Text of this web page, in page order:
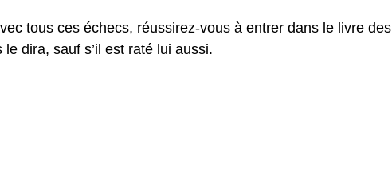
tous ces échecs, réussirez-vous à entrer dans le livre des
dira, sauf s’il est raté lui aussi.